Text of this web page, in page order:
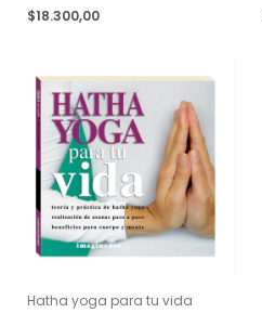
$18.300,00
Hatha yoga para tu vida